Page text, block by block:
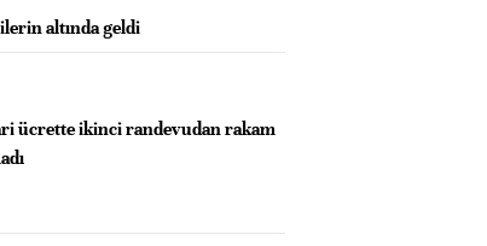
altında geldi
ücrette ikinci randevudan rakam